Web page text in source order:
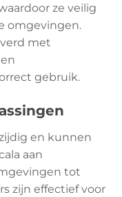
ze veilig
omgevingen.
met
gebruik.
en kunnen
aan
tot
zijn effectief voor